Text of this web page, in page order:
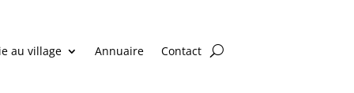
au village Annuaire Contact